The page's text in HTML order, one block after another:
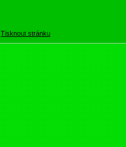
Tisknout stránku